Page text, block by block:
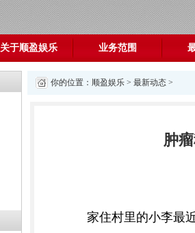
关于顺盈娱乐 业务范围
你的位置： 顺盈娱乐 > 最新动态 >
肿
家住村里的小李最